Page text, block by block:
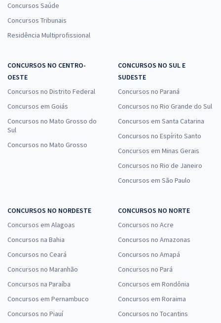
Concursos Saúde
Concursos Tribunais
Residência Multiprofissional
CONCURSOS NO CENTRO-
OESTE
Concursos no Distrito Federal
Concursos em Goiás
Concursos no Mato Grosso do
Sul
Concursos no Mato Grosso
CONCURSOS NO SUL E
SUDESTE
Concursos no Paraná
Concursos no Rio Grande do Sul
Concursos em Santa Catarina
Concursos no Espírito Santo
Concursos em Minas Gerais
Concursos no Rio de Janeiro
Concursos em São Paulo
CONCURSOS NO NORDESTE
Concursos em Alagoas
Concursos na Bahia
Concursos no Ceará
Concursos no Maranhão
Concursos na Paraíba
Concursos em Pernambuco
Concursos no Piauí
CONCURSOS NO NORTE
Concursos no Acre
Concursos no Amazonas
Concursos no Amapá
Concursos no Pará
Concursos em Rondônia
Concursos em Roraima
Concursos no Tocantins